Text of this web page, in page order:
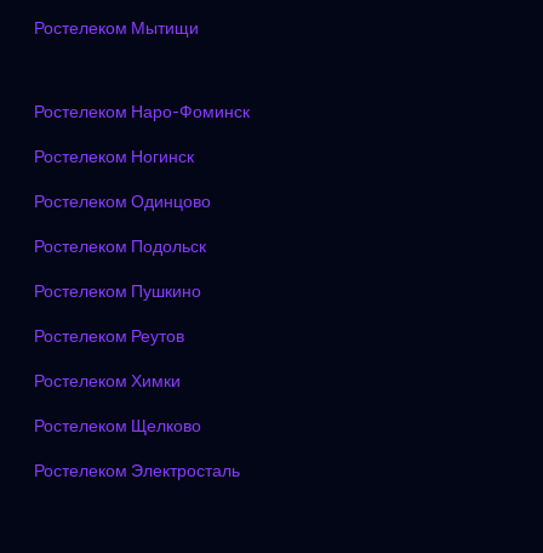
Ростелеком Мытищи
Ростелеком Наро-Фоминск
Ростелеком Ногинск
Ростелеком Одинцово
Ростелеком Подольск
Ростелеком Пушкино
Ростелеком Реутов
Ростелеком Химки
Ростелеком Щелково
Ростелеком Электросталь